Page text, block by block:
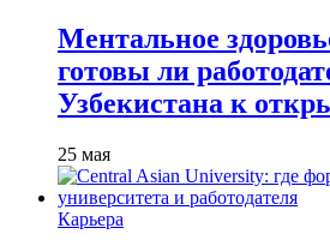
Ментальное
готовы ли
Узбекистана к
25 мая
Карьера